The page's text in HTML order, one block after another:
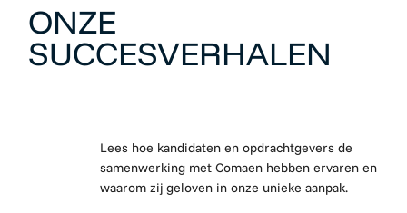
ONZE
SUCCESVERHALEN
Lees hoe kandidaten en opdrachtgevers de
samenwerking met Comaen hebben ervaren en
waarom zij geloven in onze unieke aanpak.